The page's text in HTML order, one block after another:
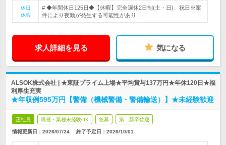
休日
休暇
# ◆年間休日125日◆【休暇】完全週休2日制(土・日)、祝日※案
件により夜勤が発生する可能性があり…
求人詳細を見る 気になる
ALSOK株式会社 | ★東証プライム上場★平均賞与137万円★年休120日★福
利厚生充実
★年収例595万円【警備（機械警備・警備輸送）】★未経験歓迎
正社員 職種・業種未経験OK 急募 第二新卒歓迎
情報更新日：2026/07/24 終了予定日： 2026/10/01